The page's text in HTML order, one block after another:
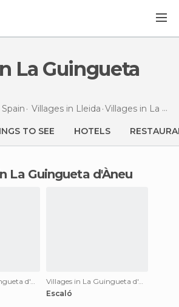
Spain Villages in Lleida Villages in La Guingueta d'Àneu
TO SEE HOTELS
La Guingueta d'Àneu
Villages in La Guingueta d'Àneu
Villages in La Guingueta d'Àneu
Escaló